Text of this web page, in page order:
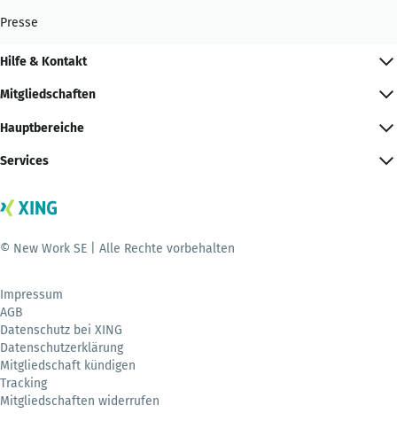
Presse
Hilfe & Kontakt
Mitgliedschaften
Hauptbereiche
Services
© New Work SE | Alle Rechte vorbehalten
Impressum
AGB
Datenschutz bei XING
Datenschutzerklärung
Mitgliedschaft kündigen
Tracking
Mitgliedschaften widerrufen